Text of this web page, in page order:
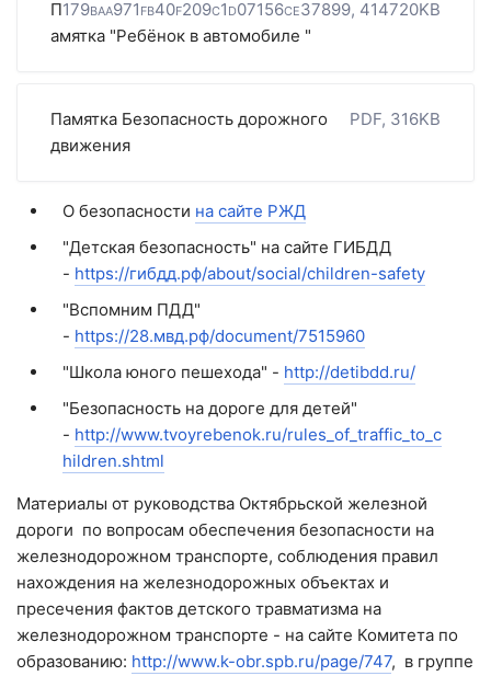
179baa971fb40f209c1d07156ce37899, 414720KB
П
амятка "Ребёнок в автомобиле "
PDF, 316KB
Памятка Безопасность дорожного
движения
О безопасности на сайте РЖД
"Детская безопасность" на сайте ГИБДД
- https://гибдд.рф/about/social/children-safety
"Вспомним ПДД"
- https://28.мвд.рф/document/7515960
"Школа юного пешехода" - http://detibdd.ru/
"Безопасность на дороге для детей"
- http://www.tvoyrebenok.ru/rules_of_traffic_to_c
hildren.shtml
Материалы от руководства Октябрьской железной
дороги по вопросам обеспечения безопасности на
железнодорожном транспорте, соблюдения правил
нахождения на железнодорожных объектах и
пресечения фактов детского травматизма на
железнодорожном транспорте - на сайте Комитета по
образованию: http://www.k-obr.spb.ru/page/747, в группе